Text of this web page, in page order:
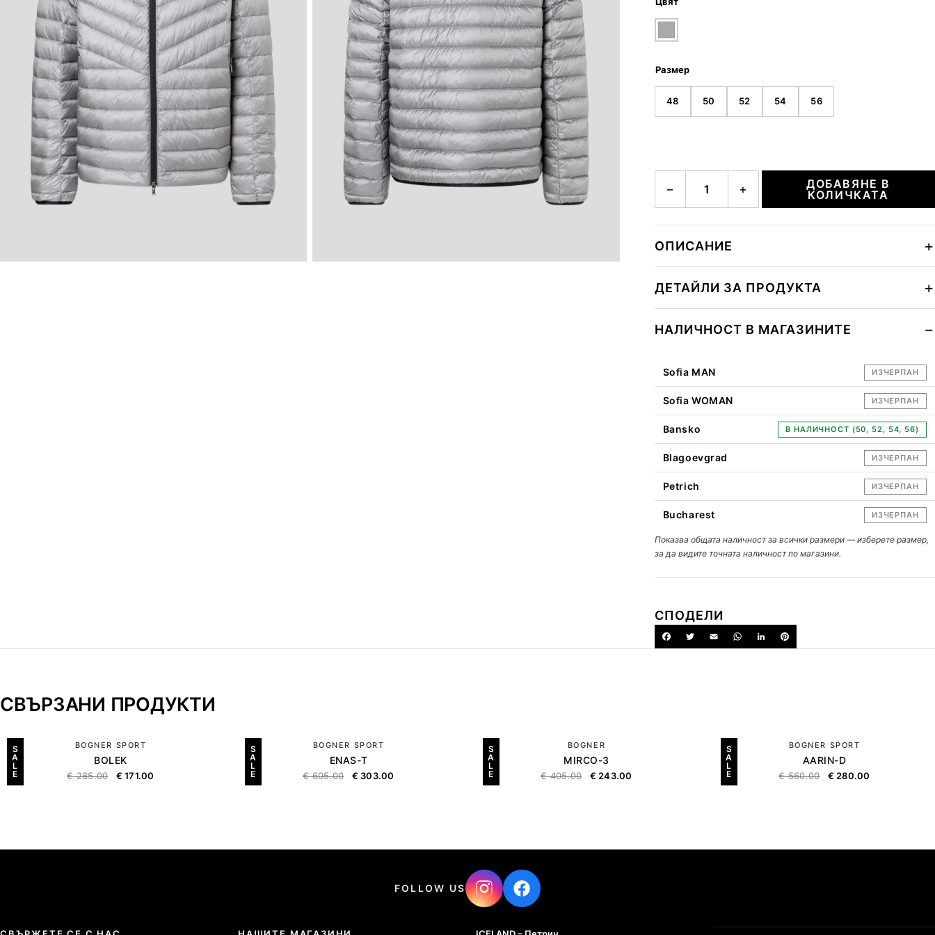
Размер
48 50 52 54 56
− +
ДОБАВЯНЕ В
КОЛИЧКАТА
ОПИСАНИЕ
ДЕТАЙЛИ ЗА ПРОДУКТА
НАЛИЧНОСТ В МАГАЗИНИТЕ
Sofia MAN ИЗЧЕРПАН
Sofia WOMAN ИЗЧЕРПАН
Bansko В НАЛИЧНОСТ (50, 52, 54, 56)
Blagoevgrad ИЗЧЕРПАН
Petrich ИЗЧЕРПАН
Bucharest ИЗЧЕРПАН
Показва общата наличност за всички размери — изберете размер,
за да видите точната наличност по магазини.
СПОДЕЛИ
СВЪРЗАНИ ПРОДУКТИ
S
A
L
E
BOGNER SPORT
BOLEK
€285.00 € 171.00
S
A
L
E
BOGNER SPORT
ENAS-T
€605.00 € 303.00
S
A
L
E
BOGNER
MIRCO-3
€405.00 € 243.00
S
A
L
E
BOGNER SPORT
AARIN-D
€560.00 € 280.00
FOLLOW US